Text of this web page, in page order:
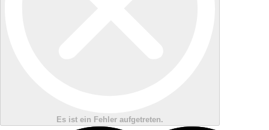
Es ist ein Fehler aufgetreten.